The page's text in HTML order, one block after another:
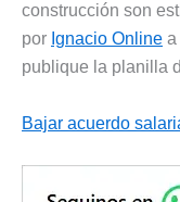
construcción son
por Ignacio Online a
publique la planilla
Bajar acuerdo